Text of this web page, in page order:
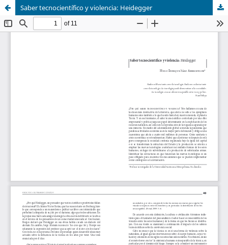
Saber tecnocientífico y violencia: Heidegger